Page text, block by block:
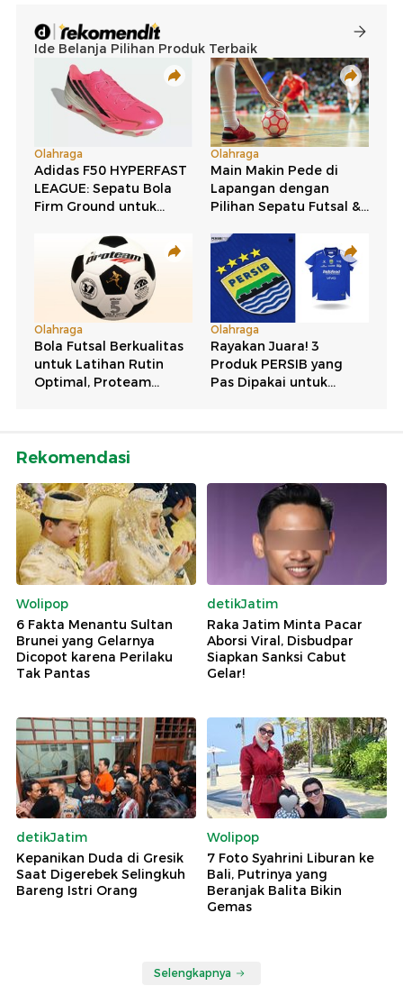
Rekomendasi
Wolipop
6 Fakta Menantu Sultan
Brunei yang Gelarnya
Dicopot karena Perilaku
Tak Pantas
detikJatim
Raka Jatim Minta Pacar
Aborsi Viral, Disbudpar
Siapkan Sanksi Cabut
Gelar!
detikJatim
Kepanikan Duda di Gresik
Saat Digerebek Selingkuh
Bareng Istri Orang
Wolipop
7 Foto Syahrini Liburan ke
Bali, Putrinya yang
Beranjak Balita Bikin
Gemas
Selengkapnya